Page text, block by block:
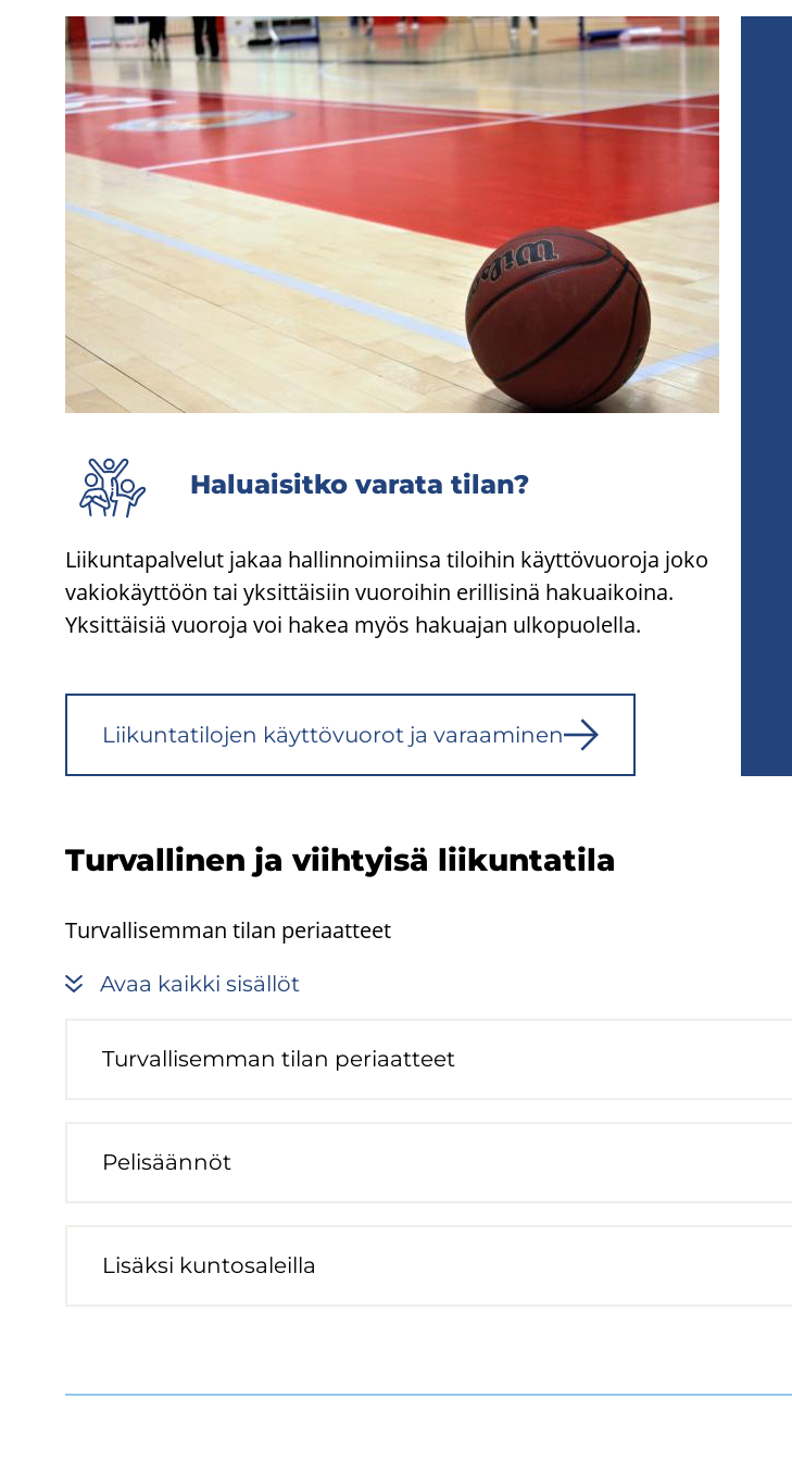
Ha­luai­sit­ko va­ra­ta tilan?
Liikuntapalvelut jakaa hallinnoimiinsa tiloihin käyttövuoroja joko
vakiokäyttöön tai yksittäisiin vuoroihin erillisinä hakuaikoina.
Yksittäisiä vuoroja voi hakea myös hakuajan ulkopuolella.
Lii­kun­ta­ti­lo­jen käyt­tö­vuo­rot ja va­raa­mi­nen
Tur­val­li­nen ja viih­tyi­sä lii­kun­ta­ti­la
Turvallisemman tilan periaatteet
Avaa kaik­ki si­säl­löt
Tur­val­li­sem­man tilan pe­ri­aat­teet
Pe­li­sään­nöt
Li­säk­si kun­to­sa­leil­la